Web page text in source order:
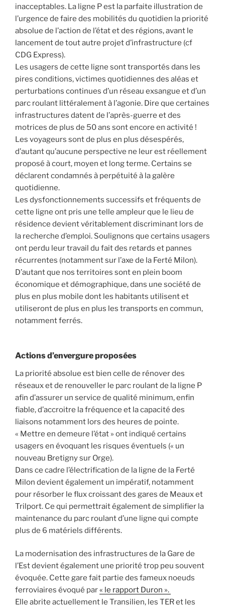
inacceptables. La ligne P est la parfaite illustration de
l’urgence de faire des mobilités du quotidien la priorité
absolue de l’action de l’état et des régions, avant le
lancement de tout autre projet d’infrastructure (cf
CDG Express).
Les usagers de cette ligne sont transportés dans les
pires conditions, victimes quotidiennes des aléas et
perturbations continues d’un réseau exsangue et d’un
parc roulant littéralement à l’agonie. Dire que certaines
infrastructures datent de l’après-guerre et des
motrices de plus de 50 ans sont encore en activité !
Les voyageurs sont de plus en plus désespérés,
d’autant qu’aucune perspective ne leur est réellement
proposé à court, moyen et long terme. Certains se
déclarent condamnés à perpétuité à la galère
quotidienne.
Les dysfonctionnements successifs et fréquents de
cette ligne ont pris une telle ampleur que le lieu de
résidence devient véritablement discriminant lors de
la recherche d’emploi. Soulignons que certains usagers
ont perdu leur travail du fait des retards et pannes
récurrentes (notamment sur l’axe de la Ferté Milon).
D’autant que nos territoires sont en plein boom
économique et démographique, dans une société de
plus en plus mobile dont les habitants utilisent et
utiliseront de plus en plus les transports en commun,
notamment ferrés.
Actions d’envergure proposées
La priorité absolue est bien celle de rénover des
réseaux et de renouveller le parc roulant de la ligne P
afin d’assurer un service de qualité minimum, enfin
fiable, d’accroitre la fréquence et la capacité des
liaisons notamment lors des heures de pointe.
« Mettre en demeure l’état » ont indiqué certains
usagers en évoquant les risques éventuels (« un
nouveau Bretigny sur Orge).
Dans ce cadre l’électrification de la ligne de la Ferté
Milon devient également un impératif, notamment
pour résorber le flux croissant des gares de Meaux et
Trilport. Ce qui permettrait également de simplifier la
maintenance du parc roulant d’une ligne qui compte
plus de 6 matériels différents.
La modernisation des infrastructures de la Gare de
l’Est devient également une priorité trop peu souvent
évoquée. Cette gare fait partie des fameux noeuds
ferroviaires évoqué par« le rapport Duron ».
Elle abrite actuellement le Transilien, les TER et les